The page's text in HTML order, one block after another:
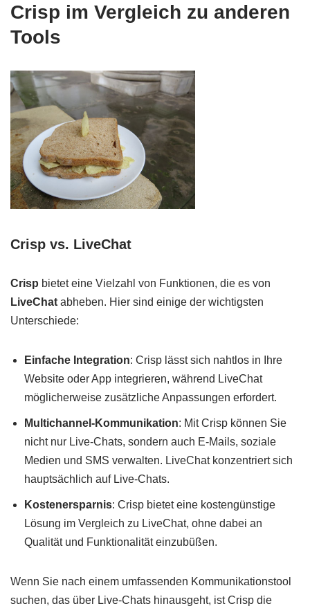
Crisp im Vergleich zu anderen
Tools
Crisp vs. LiveChat
Crisp bietet eine Vielzahl von Funktionen, die es von
LiveChat abheben. Hier sind einige der wichtigsten
Unterschiede:
Einfache Integration: Crisp lässt sich nahtlos in Ihre
Website oder App integrieren, während LiveChat
möglicherweise zusätzliche Anpassungen erfordert.
Multichannel-Kommunikation: Mit Crisp können Sie
nicht nur Live-Chats, sondern auch E-Mails, soziale
Medien und SMS verwalten. LiveChat konzentriert sich
hauptsächlich auf Live-Chats.
Kostenersparnis: Crisp bietet eine kostengünstige
Lösung im Vergleich zu LiveChat, ohne dabei an
Qualität und Funktionalität einzubüßen.
Wenn Sie nach einem umfassenden Kommunikationstool
suchen, das über Live-Chats hinausgeht, ist Crisp die